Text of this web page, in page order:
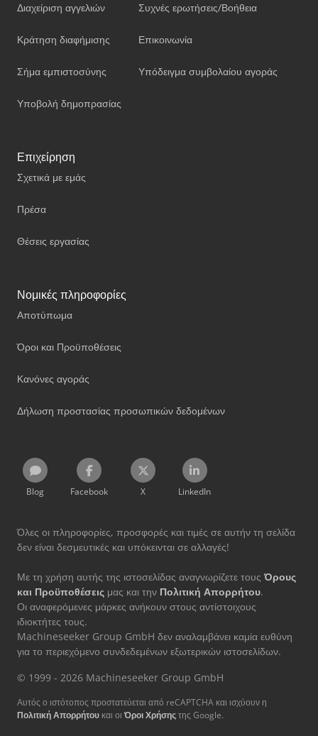
Διαχείριση αγγελιών
Κράτηση διαφήμισης
Σήμα εμπιστοσύνης
Υποβολή δημοπρασίας
Συχνές ερωτήσεις/Βοήθεια
Επικοινωνία
Υπόδειγμα συμβολαίου αγοράς
Επιχείρηση
Σχετικά με εμάς
Πρέσα
Θέσεις εργασίας
Νομικές πληροφορίες
Αποτύπωμα
Όροι και Προϋποθέσεις
Κανόνες αγοράς
Δήλωση προστασίας προσωπικών δεδομένων
Blog Facebook X LinkedIn
Όλες οι πληροφορίες, προσφορές και τιμές σε αυτήν τη σελίδα
δεν είναι δεσμευτικές και υπόκεινται σε αλλαγές!
Με τη χρήση αυτής της ιστοσελίδας αναγνωρίζετε τους Όρους
και Προϋποθέσεις μας και την Πολιτική Απορρήτου.
Οι αναφερόμενες μάρκες ανήκουν στους αντίστοιχους
ιδιοκτήτες τους.
Machineseeker Group GmbH δεν αναλαμβάνει καμία ευθύνη
για το περιεχόμενο συνδεδεμένων εξωτερικών ιστοσελίδων.
© 1999 - 2026 Machineseeker Group GmbH
Αυτός ο ιστότοπος προστατεύεται από reCAPTCHA και ισχύουν η
Πολιτική Απορρήτου και οι Όροι Χρήσηςτης Google.